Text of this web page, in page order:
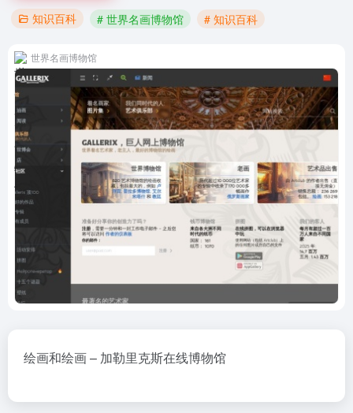
知识百科 # 世界名画博物馆 # 知识百科
世界名画博物馆
绘画和绘画 – 加勒里克斯在线博物馆